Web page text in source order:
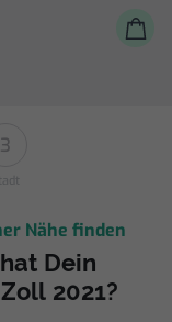
3
Nähe finden
Dein
2021?